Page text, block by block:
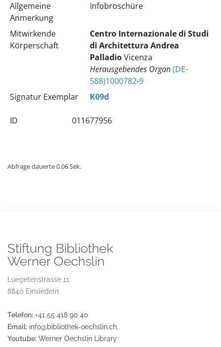
Allgemeine
Anmerkung
Infobroschüre
Mitwirkende
Körperschaft
Centro Internazionale di Studi
di Architettura Andrea
PalladioVicenza
Herausgebendes Organ(DE-
588)1000782-9
Signatur Exemplar
K09d
ID 011677956
Abfrage dauerte 0.06 Sek.
Stiftung Bibliothek
Werner Oechslin
Luegetenstrasse 11
8840 Einsiedeln
Telefon: +41 55 418 90 40
Email: info@bibliothek-oechslin.ch
Youtube: Werner Oechslin Library